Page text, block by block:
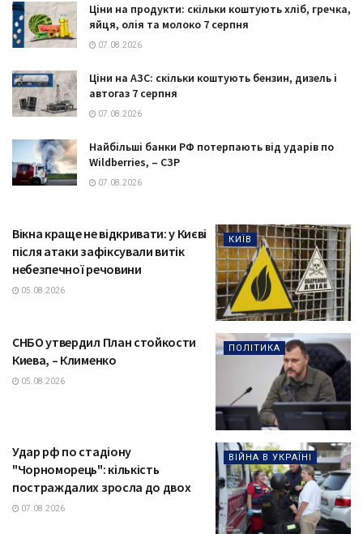
Ціни на продукти: скільки коштують хліб, гречка,
яйця, олія та молоко 7 серпня
07.08.2026
Ціни на АЗС: скільки коштують бензин, дизель і
автогаз 7 серпня
07.08.2026
Найбільші банки РФ потерпають від ударів по
Wildberries, – СЗР
07.08.2026
КИЇВ
Вікна краще не відкривати: у Києві
після атаки зафіксували витік
небезпечної речовини
05.08.2026
ПОЛІТИКА
СНБО утвердил План стойкости
Киева, – Клименко
05.08.2026
ВІЙНА В УКРАЇНІ
Удар рф по стадіону
"Чорноморець": кількість
постраждалих зросла до двох
07.08.2026